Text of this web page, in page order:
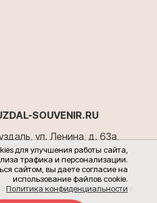
для улучшения работы сайта,
трафика и персонализации.
сайтом, вы даете согласие на
использование файлов cookie.
Политика конфиденциальности
SOUVENIR.RU
ул. Ленина, д. 63а,
ручной работы оптом